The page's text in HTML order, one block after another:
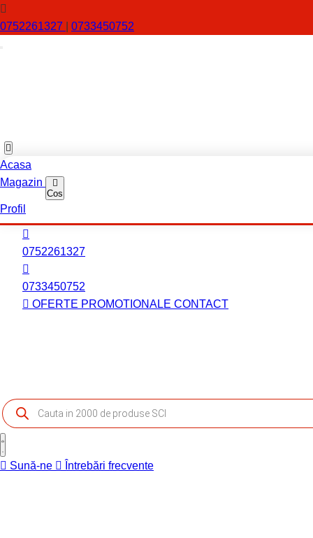
0752261327 0733450752
Acasa
Magazin
Cos
Profil
0752261327
0733450752
OFERTE PROMOTIONALE CONTACT
Products
search
Sună-ne Întrebări frecvente